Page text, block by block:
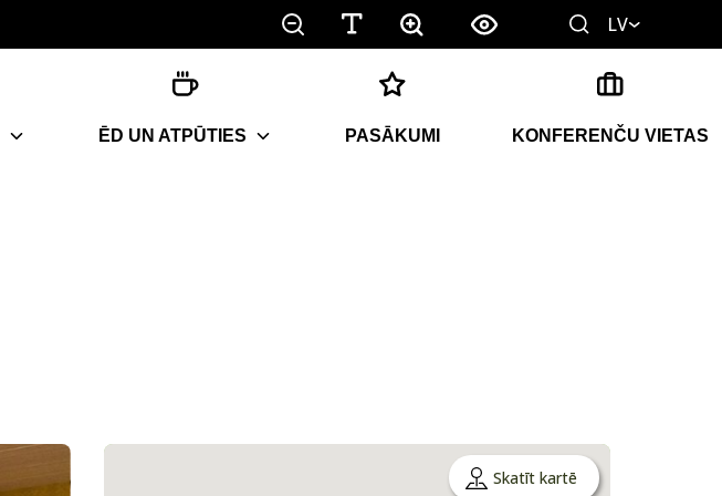
LV
ĒD UN ATPŪTIES PASĀKUMI KONFERENČU VIETAS
Skatīt kartē